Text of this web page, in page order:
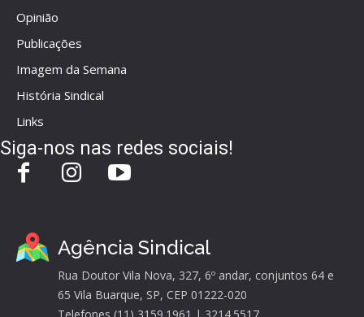
Opinião
Publicações
Imagem da Semana
História Sindical
Links
Siga-nos nas redes sociais!
Agência Sindical
Rua Doutor Vila Nova, 327, 6º andar, conjuntos 64 e
65 Vila Buarque, SP, CEP 01222-020
Telefones (11) 3159.1961 | 3214.5517